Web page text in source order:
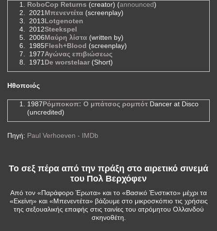
RoboCop Returns (creator) (announced)
2021Μπενεντέτα (screenplay)
2013Lotgenoten
2012Steekspel
2006Μαύρη λίστα (written by)
1985Flesh+Blood (screenplay)
1977Αγώνας επιβιώσεως
1971De worstelaar (Short)
Ηθοποιός
1987Ρόμποκοπ: Ο μπάτσος ρομπότ Dancer at Disco
(uncredited)
Πηγή: Paul Verhoeven - IMDb
Το σεξ πέρα από την πράξη στο αιρετικό σινεμά
του Πολ Βερχόφεν
Από τον «Παράφορο Έρωτα» και το «Βασικό Ένστικτο» μέχρι τα
«Εκείνη» και «Μπενεντέτα» βάζουμε στο μικροσκόπιο τις χρήσεις
της σεξουαλικής επαφής στις ταινίες του ατρόμητου Ολλανδού
σκηνοθέτη.